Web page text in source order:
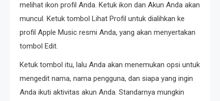
melihat ikon profil Anda. Ketuk ikon dan Akun Anda akan
muncul. Ketuk tombol Lihat Profil untuk dialihkan ke
profil Apple Music resmi Anda, yang akan menyertakan
tombol Edit.
Ketuk tombol itu, lalu Anda akan menemukan opsi untuk
mengedit nama, nama pengguna, dan siapa yang ingin
Anda ikuti aktivitas akun Anda. Standarnya mungkin